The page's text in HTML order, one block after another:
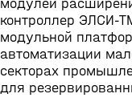
модулей
контроллер ЭЛСИ-
модульной
автоматизации
секторах
для